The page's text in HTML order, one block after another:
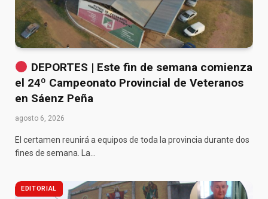
DEPORTES | Este fin de semana comienza
el 24º Campeonato Provincial de Veteranos
en Sáenz Peña
agosto 6, 2026
El certamen reunirá a equipos de toda la provincia durante dos
fines de semana. La…
EDITORIAL